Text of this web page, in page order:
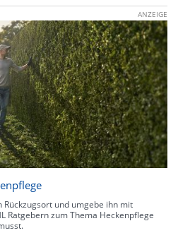
ANZEIGE
und umgebe ihn mit
Ratgebern zum Thema Heckenpflege